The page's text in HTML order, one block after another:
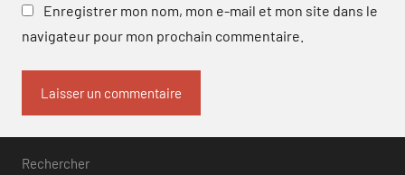
Enregistrer mon nom, mon e-mail et mon site dans le
navigateur pour mon prochain commentaire.
Rechercher